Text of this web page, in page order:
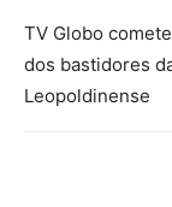
TV Globo
dos bastidores
Leopoldinense